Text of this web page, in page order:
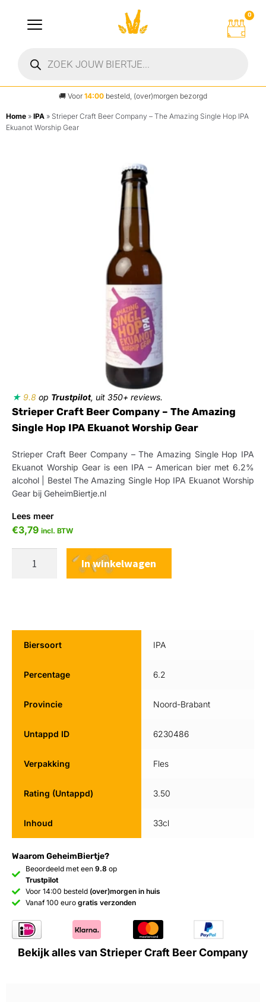
0
🚚 Voor 14:00 besteld, (over)morgen bezorgd
Home » IPA » Strieper Craft Beer Company – The Amazing Single Hop IPA
Ekuanot Worship Gear
★ 9.8 op Trustpilot, uit 350+ reviews.
Strieper Craft Beer Company – The Amazing
Single Hop IPA Ekuanot Worship Gear
Strieper Craft Beer Company – The Amazing Single Hop IPA
Ekuanot Worship Gear is een IPA – American bier met 6.2%
alcohol | Bestel The Amazing Single Hop IPA Ekuanot Worship
Gear bij GeheimBiertje.nl
Lees meer
€3,79 incl. BTW
In winkelwagen
Waarom GeheimBiertje?
Beoordeeld met een 9.8 op
Trustpilot
Voor 14:00 besteld (over)morgen in huis
Vanaf 100 euro gratis verzonden
Biersoort IPA
Percentage 6.2
Provincie Noord-Brabant
Untappd ID 6230486
Verpakking Fles
Rating (Untappd) 3.50
Inhoud 33cl
Bekijk alles van Strieper Craft Beer Company